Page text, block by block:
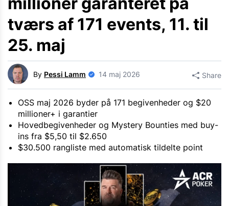
tværs af 171 events, 11. til
25. maj
By Pessi Lamm 14 maj 2026 Share
OSS maj 2026 byder på 171 begivenheder og $20
millioner+ i garantier
Hovedbegivenheder og Mystery Bounties med buy-
ins fra $5,50 til $2.650
$30.500 rangliste med automatisk tildelte point